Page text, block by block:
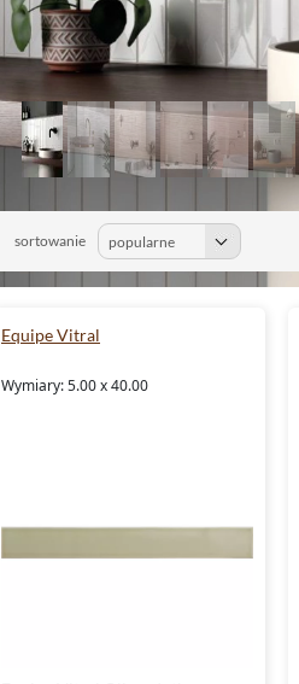
sortowanie
Equipe Vitral
Wymiary: 5.00 x 40.00